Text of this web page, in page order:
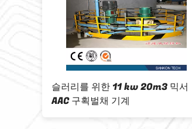
파우더 제작을 위한 볼 밀 AAC 구획
벌채 기계